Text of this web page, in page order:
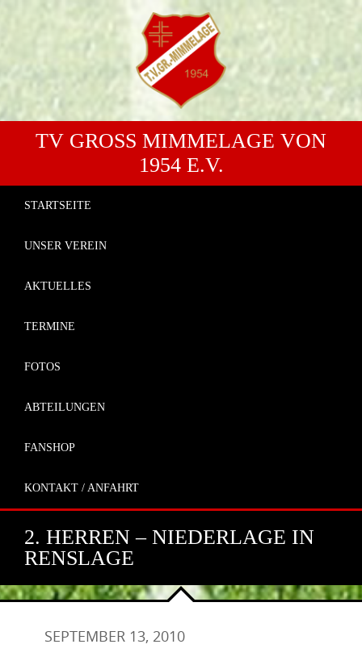
TV GROSS MIMMELAGE VON 1
954 E.V.
STARTSEITE
UNSER VEREIN
AKTUELLES
TERMINE
FOTOS
ABTEILUNGEN
FANSHOP
KONTAKT / ANFAHRT
2. HERREN – NIEDERLAGE IN
RENSLAGE
SEPTEMBER 13, 2010